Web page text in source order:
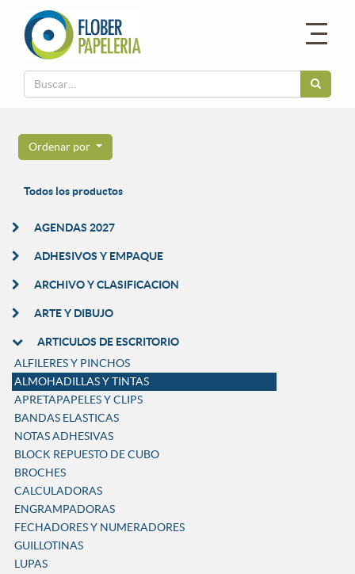
Ordenar por
Todos los productos
AGENDAS 2027
ADHESIVOS Y EMPAQUE
ARCHIVO Y CLASIFICACION
ARTE Y DIBUJO
ARTICULOS DE ESCRITORIO
ALFILERES Y PINCHOS
ALMOHADILLAS Y TINTAS
APRETAPAPELES Y CLIPS
BANDAS ELASTICAS
NOTAS ADHESIVAS
BLOCK REPUESTO DE CUBO
BROCHES
CALCULADORAS
ENGRAMPADORAS
FECHADORES Y NUMERADORES
GUILLOTINAS
LUPAS